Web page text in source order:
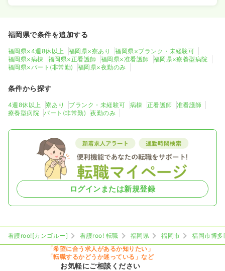
福岡県で条件を追加する
福岡県×4週8休以上 福岡県×寮あり
福岡県×ブランク・未経験可
福岡県×病棟
福岡県×正看護師 福岡県×准看護師
福岡県×療養型病院
福岡県×パート(非常勤)
福岡県×夜勤のみ
条件から探す
4週8休以上 寮あり ブランク・未経験可 病棟 正看護師
准看護師
療養型病院
パート(非常勤) 夜勤のみ
ログインまたは新規登録
看護roo![カンゴルー] 看護roo! 転職 福岡県 福岡市
福岡市博多
「希望に合う求人があるか知りたい」
「転職するかどうか迷っている」など
お気軽にご相談ください